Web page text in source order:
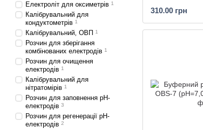
310.00 грн
Електроліт для оксиметрів 1
Калібрувальний для
кондуктометрів 1
Калібрувальний, ОВП 1
Розчин для зберігання
комбінованих електродів 1
Розчин для очищення
електродів 1
Калібрувальний для
нітратомірів 1
Розчин для заповнення pH-
електродів 3
Розчин для регенерації pH-
електродів 2